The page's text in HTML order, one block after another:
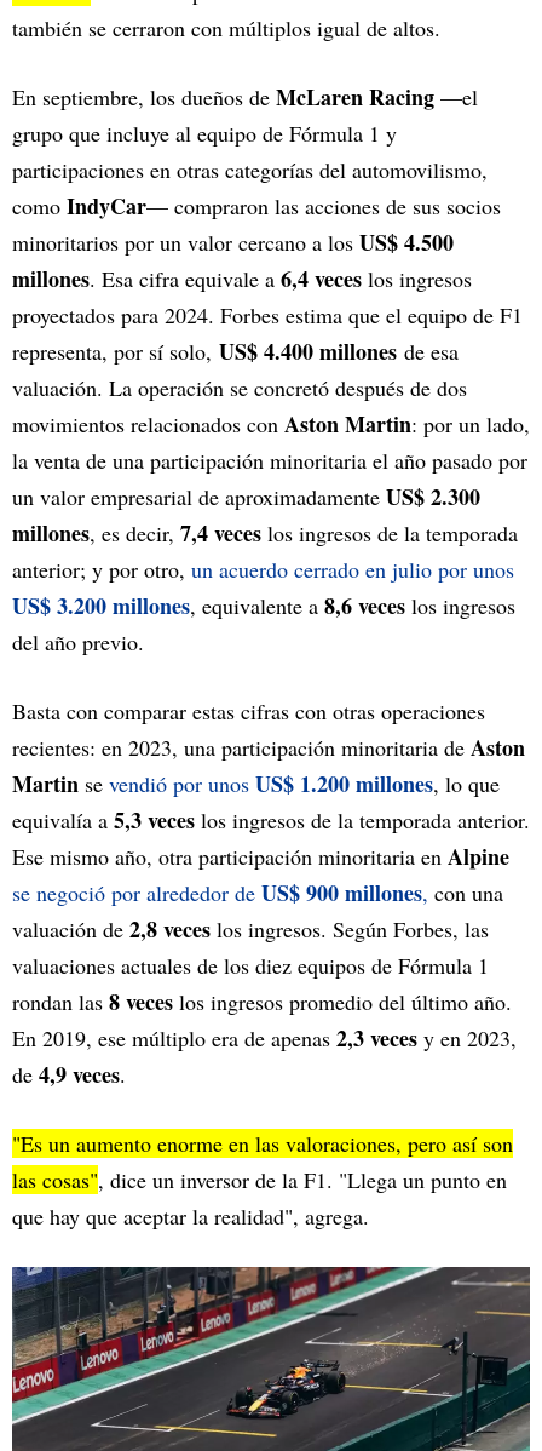
también se cerraron con múltiplos igual de altos.
En septiembre, los dueños de McLaren Racing —el
grupo que incluye al equipo de Fórmula 1 y
participaciones en otras categorías del automovilismo,
como IndyCar— compraron las acciones de sus socios
minoritarios por un valor cercano a los US$ 4.500
millones. Esa cifra equivale a 6,4 veces los ingresos
proyectados para 2024. Forbes estima que el equipo de F1
representa, por sí solo, US$ 4.400 millones de esa
valuación. La operación se concretó después de dos
movimientos relacionados con Aston Martin: por un lado,
la venta de una participación minoritaria el año pasado por
un valor empresarial de aproximadamente US$ 2.300
millones, es decir, 7,4 veces los ingresos de la temporada
anterior; y por otro, un acuerdo cerrado en julio por unos
US$ 3.200 millones, equivalente a 8,6 veces los ingresos
del año previo.
Basta con comparar estas cifras con otras operaciones
recientes: en 2023, una participación minoritaria de Aston
Martin se vendió por unos US$ 1.200 millones, lo que
equivalía a 5,3 veces los ingresos de la temporada anterior.
Ese mismo año, otra participación minoritaria en Alpine
se negoció por alrededor de US$ 900 millones, con una
valuación de 2,8 veces los ingresos. Según Forbes, las
valuaciones actuales de los diez equipos de Fórmula 1
rondan las 8 veces los ingresos promedio del último año.
En 2019, ese múltiplo era de apenas 2,3 veces y en 2023,
de 4,9 veces.
"Es un aumento enorme en las valoraciones, pero así son
las cosas", dice un inversor de la F1. "Llega un punto en
que hay que aceptar la realidad", agrega.